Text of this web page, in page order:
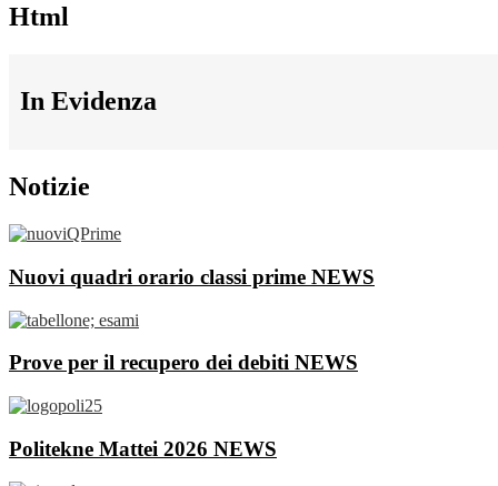
Html
In Evidenza
Notizie
Nuovi quadri orario classi prime NEWS
Prove per il recupero dei debiti NEWS
Politekne Mattei 2026 NEWS